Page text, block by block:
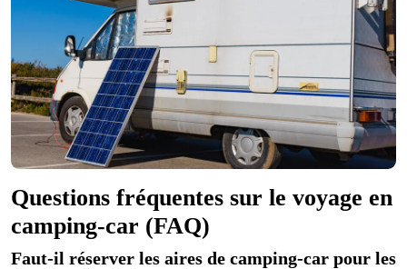
Questions fréquentes sur le voyage en
camping-car (FAQ)
Faut-il réserver les aires de camping-car pour les